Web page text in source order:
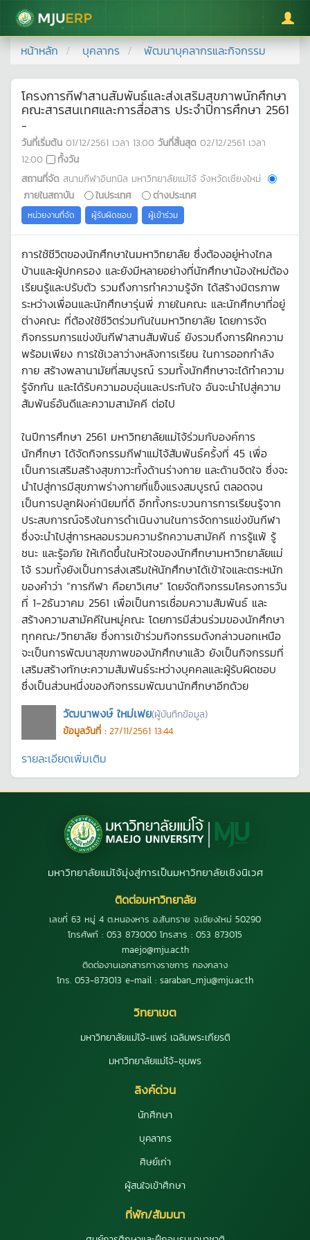
มหาวิทยาลัยแม่โจ้
หน้าหลัก บุคลากร พัฒนาบุคลากรและกิจกรรม
โครงการกีฬาสานสัมพันธ์และส่งเสริมสุขภาพนักศึกษา
คณะสารสนเทศและการสื่อสาร ประจำปีการศึกษา 2561
-
วันที่เริ่มต้น 01/12/2561 เวลา 13:00 วันที่สิ้นสุด 02/12/2561 เวลา
12:00
ทั้งวัน
สถานที่จัด สนามกีฬาอินทนิล มหาวิทยาลัยแม่โจ้ จังหวัดเชียงใหม่
ภายในสถาบัน
ในประเทศ ต่างประเทศ
หน่วยงานที่จัด ผู้รับผิดชอบ ผู้เข้าร่วม
การใช้ชีวิตของนักศึกษาในมหาวิทยาลัย ซึ่งต้องอยู่ห่างไกล
บ้านและผู้ปกครอง และยังมีหลายอย่างที่นักศึกษาน้องใหม่ต้อง
เรียนรู้และปรับตัว รวมถึงการทำความรู้จัก ได้สร้างมิตรภาพ
ระหว่างเพื่อนและนักศึกษารุ่นพี่ ภายในคณะ และนักศึกษาที่อยู่
ต่างคณะ ที่ต้องใช้ชีวิตร่วมกันในมหาวิทยาลัย โดยการจัด
กิจกรรมการแข่งขันกีฬาสานสัมพันธ์ ยังรวมถึงการฝึกความ
พร้อมเพียง การใช้เวลาว่างหลังการเรียน ในการออกกำลัง
กาย สร้างพลานามัยที่สมบูรณ์ รวมทั้งนักศึกษาจะได้ทำความ
รู้จักกัน และได้รับความอบอุ่นและประทับใจ อันจะนำไปสู่ความ
สัมพันธ์อันดีและความสามัคคี ต่อไป
ในปีการศึกษา 2561 มหาวิทยาลัยแม่โจ้ร่วมกับองค์การ
นักศึกษา ได้จัดกิจกรรมกีฬาแม่โจ้สัมพันธ์ครั้งที่ 45 เพื่อ
เป็นการเสริมสร้างสุขภาวะทั้งด้านร่างกาย และด้านจิตใจ ซึ่งจะ
นำไปสู่การมีสุขภาพร่างกายที่แข็งแรงสมบูรณ์ ตลอดจน
เป็นการปลูกฝังค่านิยมที่ดี อีกทั้งกระบวนการการเรียนรู้จาก
ประสบการณ์จริงในการดำเนินงานในการจัดการแข่งขันกีฬา
ซึ่งจะนำไปสู่การหลอมรวมความรักความสามัคคี การรู้แพ้ รู้
ชนะ และรู้อภัย ให้เกิดขึ้นในหัวใจของนักศึกษามหาวิทยาลัยแม่
โจ้ รวมทั้งยังเป็นการส่งเสริมให้นักศึกษาได้เข้าใจและตระหนัก
ของคำว่า “การกีฬา คือยาวิเศษ” โดยจัดกิจกรรมโครงการวัน
ที่ 1-2ธันวาคม 2561 เพื่อเป็นการเชื่อมความสัมพันธ์ และ
สร้างความสามัคคีในหมู่คณะ โดยการมีส่วนร่วมของนักศึกษา
ทุกคณะ/วิทยาลัย ซึ่งการเข้าร่วมกิจกรรมดังกล่าวนอกเหนือ
จะเป็นการพัฒนาสุขภาพของนักศึกษาแล้ว ยังเป็นกิจกรรมที่
เสริมสร้างทักษะความสัมพันธ์ระหว่างบุคคลและผู้รับผิดชอบ
ซึ่งเป็นส่วนหนึ่งของกิจกรรมพัฒนานักศึกษาอีกด้วย
วัฒนาพงษ์ ใหม่เฟย(ผู้บันทึกข้อมูล)
ข้อมูลวันที่ : 27/11/2561 13:44
รายละเอียดเพิ่มเติม
มหาวิทยาลัยแม่โจ้มุ่งสู่การเป็นมหาวิทยาลัยเชิงนิเวศ
ติดต่อมหาวิทยาลัย
เลขที่ 63 หมู่ 4 ต.หนองหาร อ.สันทราย จ.เชียงใหม่ 50290
โทรศัพท์ : 053 873000 โทรสาร : 053 873015
maejo@mju.ac.th
ติดต่องานเอกสารทางราชการ กองกลาง
โทร. 053-873013 e-mail : saraban_mju@mju.ac.th
วิทยาเขต
มหาวิทยาลัยแม่โจ้-แพร่ เฉลิมพระเกียรติ
มหาวิทยาลัยแม่โจ้-ชุมพร
ลิงค์ด่วน
นักศึกษา
บุคลากร
ศิษย์เก่า
ผู้สนใจเข้าศึกษา
ที่พัก/สัมมนา